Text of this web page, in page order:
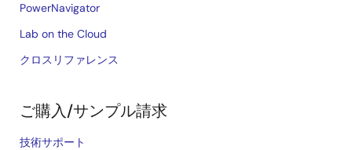
PowerNavigator
Lab on the Cloud
クロスリファレンス
ご購入/サンプル請求
技術サポート